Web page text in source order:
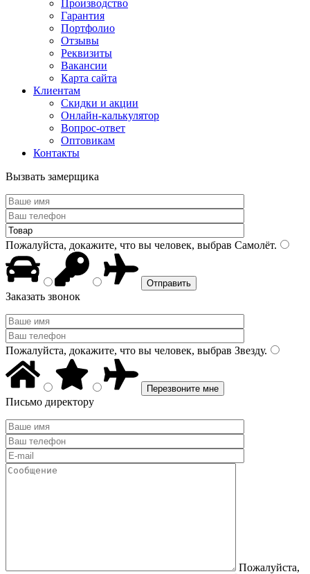
Производство
Гарантия
Портфолио
Отзывы
Реквизиты
Вакансии
Карта сайта
Клиентам
Скидки и акции
Онлайн-калькулятор
Вопрос-ответ
Оптовикам
Контакты
Вызвать замерщика
Пожалуйста, докажите, что вы человек, выбрав Самолёт.
Заказать звонок
Пожалуйста, докажите, что вы человек, выбрав Звезду.
Письмо директору
Пожалуйста,